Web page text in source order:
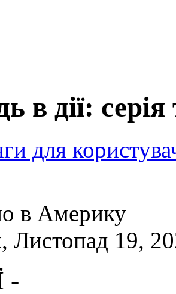
в дії: серія
для
в Америку
Листопад 19,
-